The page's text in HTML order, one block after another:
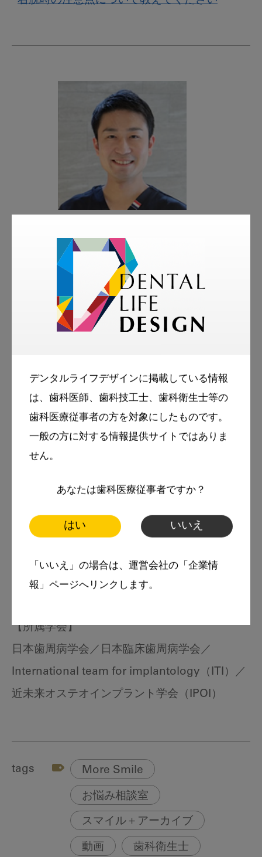
デンタルライフデザインに掲載している情報
は、歯科医師、歯科技工士、歯科衛生士等の
歯科医療従事者の方を対象にしたものです。
一般の方に対する情報提供サイトではありま
せん。
あなたは歯科医療従事者ですか？
はい いいえ
「いいえ」の場合は、運営会社の「企業情
報」ページへリンクします。
広島すとう歯科・歯周病クリニック 院長
2011年 九州大学歯学部 卒業
2012年 九州大学病院臨床研修終了
日本歯周病学会 歯周病専門医／船越歯周病学研
修会 インストラクター／ITI日本支部公認 イン
プラントスペシャリスト／歯科医師臨床研修指
導歯科医
【所属学会】
日本歯周病学会／日本臨床歯周病学会／
International team for implantology（ITI）／
近未来オステオインプラント学会（IPOI）
tags More Smile
お悩み相談室
スマイル＋アーカイブ
動画 歯科衛生士